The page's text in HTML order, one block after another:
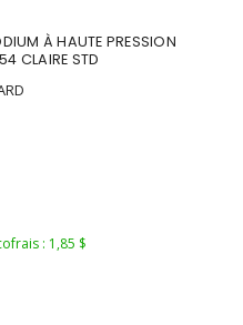
À HAUTE PRESSION
CLAIRE STD
: 1,85 $